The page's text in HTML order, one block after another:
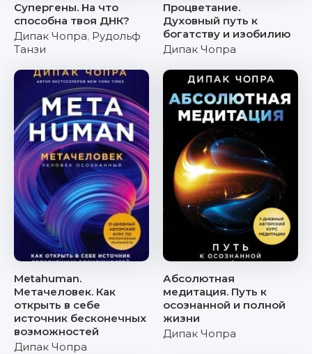
Супергены. На что
способна твоя ДНК?
Дипак Чопра, Рудольф
Танзи
Процветание.
Духовный путь к
богатству и изобилию
Дипак Чопра
Metahuman.
Метачеловек. Как
открыть в себе
источник бесконечных
возможностей
Дипак Чопра
Абсолютная
медитация. Путь к
осознанной и полной
жизни
Дипак Чопра